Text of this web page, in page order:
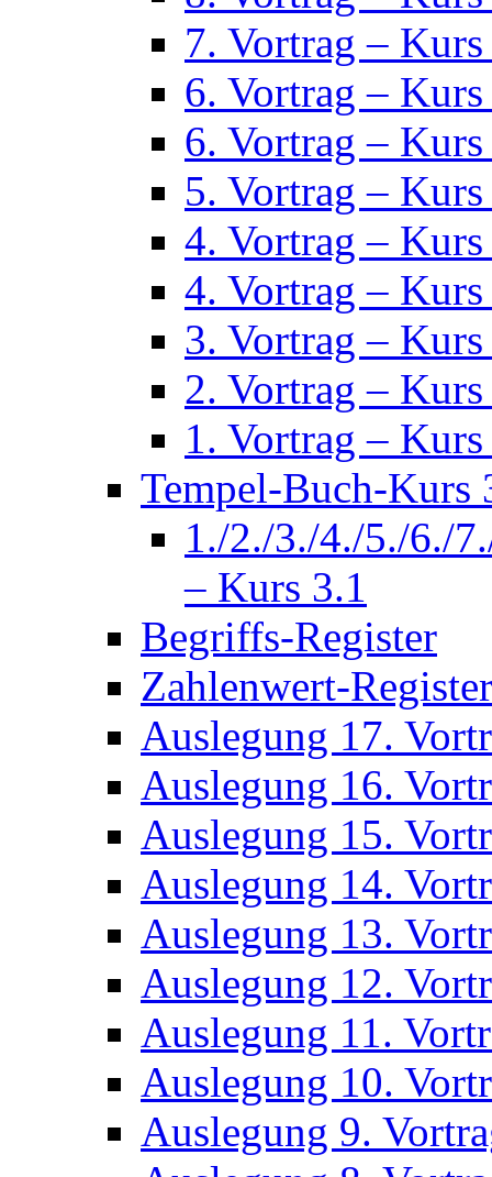
7. Vortrag –
6. Vortrag –
6. Vortrag –
5. Vortrag –
4. Vortrag –
4. Vortrag –
3. Vortrag –
2. Vortrag –
1. Vortrag –
Tempel-Buch-Kurs
1./2./3./4./5./6./
– Kurs 3.1
Begriffs-Register
Zahlenwert-Register
Auslegung 17.
Auslegung 16.
Auslegung 15.
Auslegung 14.
Auslegung 13.
Auslegung 12.
Auslegung 11.
Auslegung 10.
Auslegung 9.